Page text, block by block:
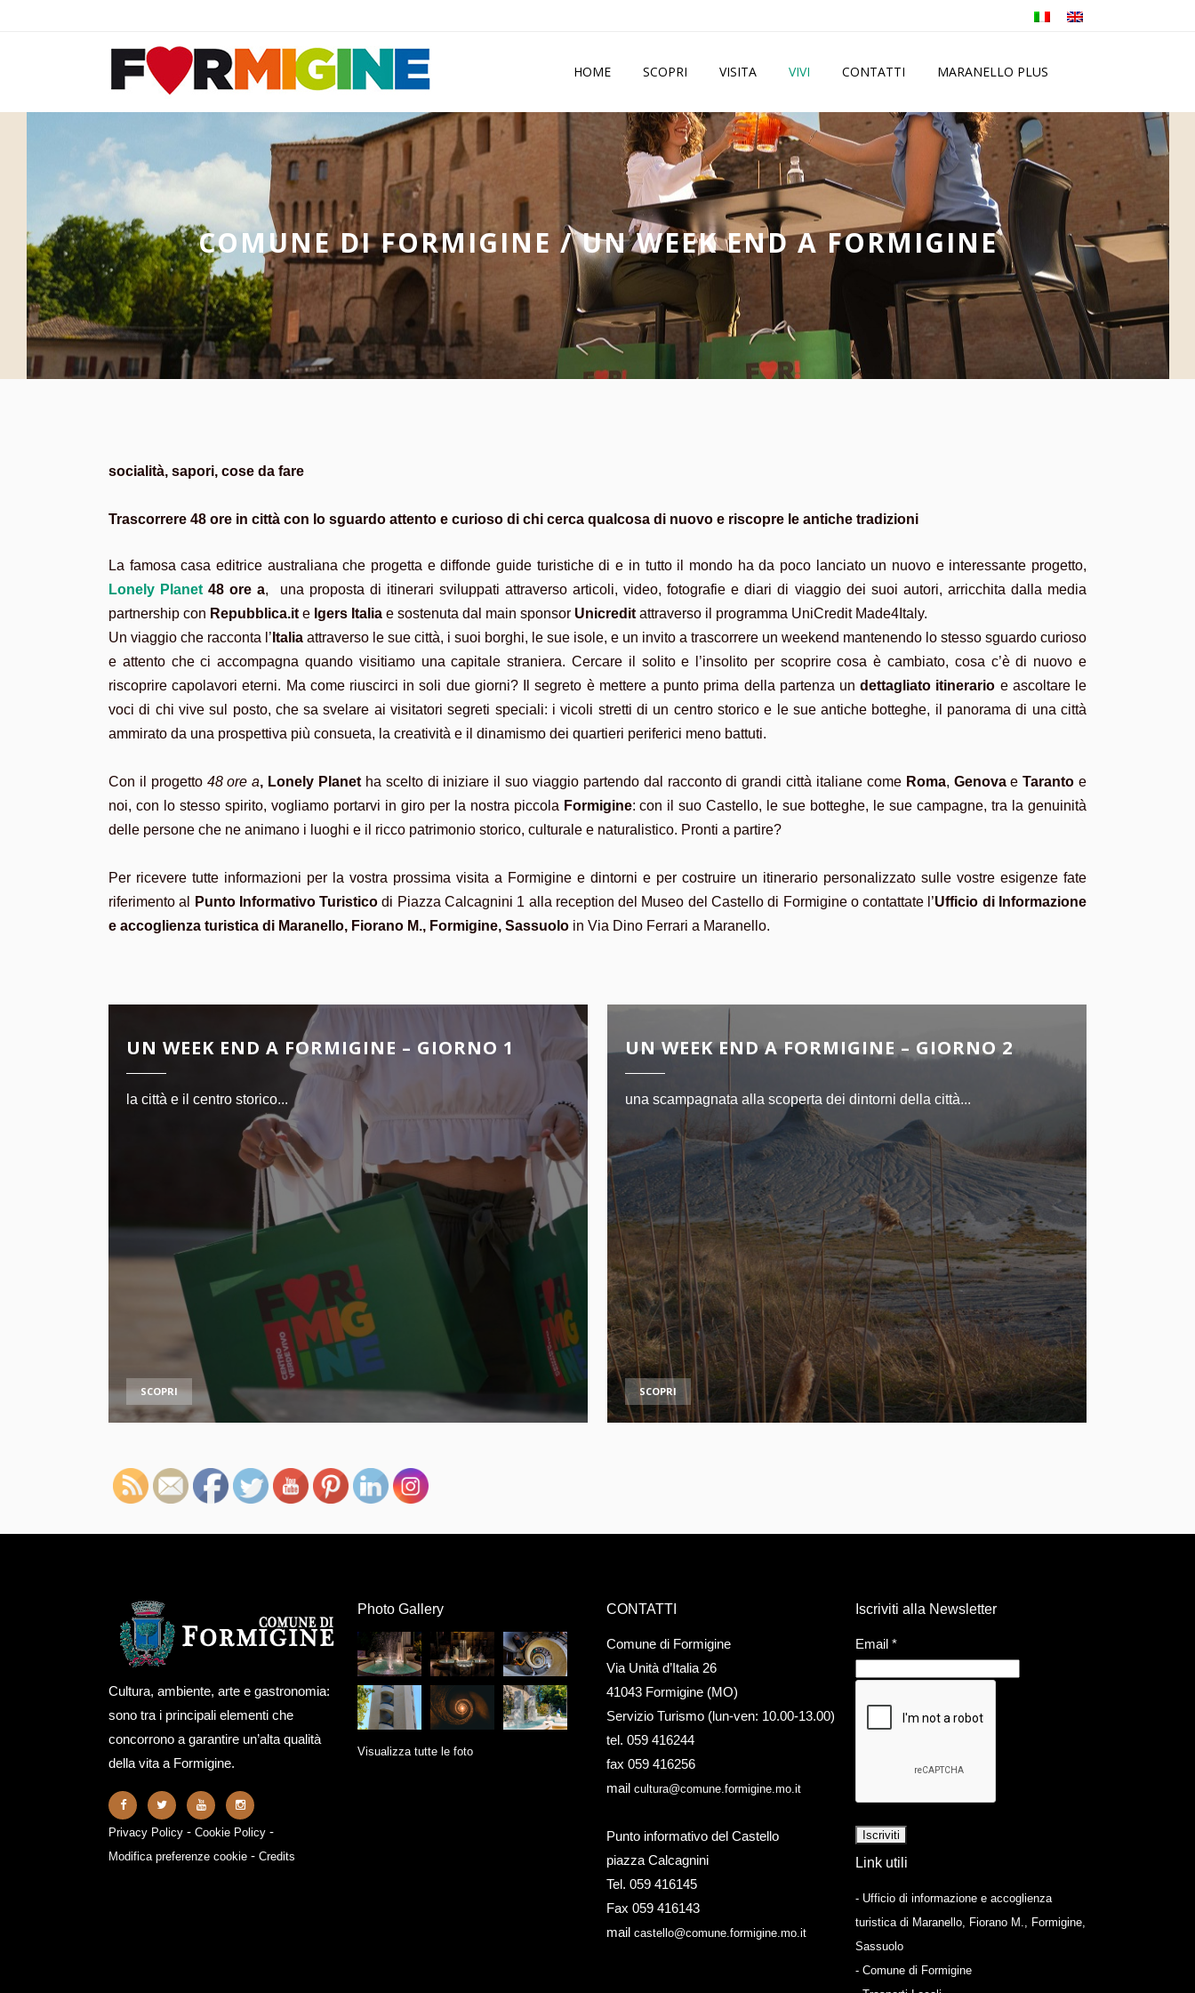
HOME SCOPRI VISITA VIVI CONTATTI MARANELLO PLUS
COMUNE DI FORMIGINE /UN WEEK END A FORMIGINE
socialità, sapori, cose da fare
Trascorrere 48 ore in città con lo sguardo attento e curioso di chi cerca qualcosa di nuovo e riscopre le antiche tradizioni
La famosa casa editrice australiana che progetta e diffonde guide turistiche di e in tutto il mondo ha da poco lanciato un nuovo e interessante progetto,
Lonely Planet 48 ore a, una proposta di itinerari sviluppati attraverso articoli, video, fotografie e diari di viaggio dei suoi autori, arricchita dalla media
partnership con Repubblica.it e Igers Italia e sostenuta dal main sponsor Unicredit attraverso il programma UniCredit Made4Italy.
Un viaggio che racconta l’ Italia attraverso le sue città, i suoi borghi, le sue isole, e un invito a trascorrere un weekend mantenendo lo stesso sguardo curioso
e attento che ci accompagna quando visitiamo una capitale straniera. Cercare il solito e l’insolito per scoprire cosa è cambiato, cosa c’è di nuovo e
riscoprire capolavori eterni. Ma come riuscirci in soli due giorni? Il segreto è mettere a punto prima della partenza undettagliato itinerario e ascoltare le
voci di chi vive sul posto, che sa svelare ai visitatori segreti speciali: i vicoli stretti di un centro storico e le sue antiche botteghe, il panorama di una città
ammirato da una prospettiva più consueta, la creatività e il dinamismo dei quartieri periferici meno battuti.
Con il progetto 48 ore a, Lonely Planet ha scelto di iniziare il suo viaggio partendo dal racconto di grandi città italiane come Roma, GenovaeTaranto e
noi, con lo stesso spirito, vogliamo portarvi in giro per la nostra piccola Formigine: con il suo Castello, le sue botteghe, le sue campagne, tra la genuinità
delle persone che ne animano i luoghi e il ricco patrimonio storico, culturale e naturalistico. Pronti a partire?
Per ricevere tutte informazioni per la vostra prossima visita a Formigine e dintorni e per costruire un itinerario personalizzato sulle vostre esigenze fate
riferimento al
Punto Informativo Turistico di Piazza Calcagnini 1 alla reception del Museo del Castello di Formigine o contattate l’Ufficio di Informazione
e accoglienza turistica di Maranello, Fiorano M., Formigine, Sassuolo in Via Dino Ferrari a Maranello.
UN WEEK END A FORMIGINE – GIORNO 1
la città e il centro storico...
SCOPRI
UN WEEK END A FORMIGINE – GIORNO 2
una scampagnata alla scoperta dei dintorni della città...
SCOPRI
Cultura, ambiente, arte e gastronomia:
sono tra i principali elementi che
concorrono a garantire un’alta qualità
della vita a Formigine.
Privacy Policy - Cookie Policy -
Modifica preferenze cookie - Credits
Photo Gallery
Visualizza tutte le foto
CONTATTI
Comune di Formigine
Via Unità d’Italia 26
41043 Formigine (MO)
Servizio Turismo (lun-ven: 10.00-13.00)
tel. 059 416244
fax 059 416256
mail cultura@comune.formigine.mo.it
Punto informativo del Castello
piazza Calcagnini
Tel. 059 416145
Fax 059 416143
mail castello@comune.formigine.mo.it
Iscriviti alla Newsletter
Email *
Link utili
- Ufficio di informazione e accoglienza
turistica di Maranello, Fiorano M., Formigine,
Sassuolo
- Comune di Formigine